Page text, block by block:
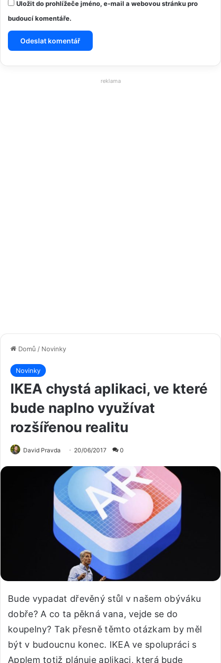
Uložit do prohlížeče jméno, e-mail a webovou stránku pro
budoucí komentáře.
reklama